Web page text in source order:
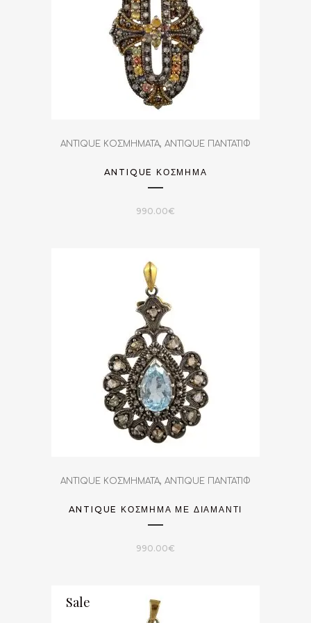
ANTIQUE ΚΟΣΜΗΜΑΤΑ, ANTIQUE ΠΑΝΤΑΤΙΦ
ANTIQUE ΚΌΣΜΗΜΑ
990.00€
ANTIQUE ΚΟΣΜΗΜΑΤΑ, ANTIQUE ΠΑΝΤΑΤΙΦ
ANTIQUE ΚΌΣΜΗΜΑ ΜΕ ΔΙΑΜΆΝΤΙ
990.00€
Sale